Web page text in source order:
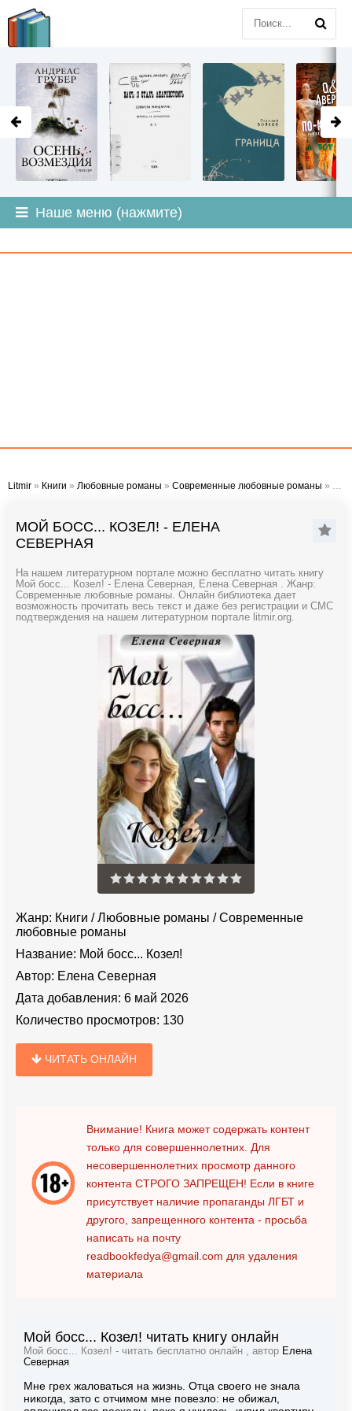
Наше меню (нажмите)
Litmir » Книги » Любовные романы » Современные любовные романы » Мой босс... Козел! - Елена Северная
МОЙ БОСС... КОЗЕЛ! - ЕЛЕНА
СЕВЕРНАЯ
На нашем литературном портале можно бесплатно читать книгу
Мой босс... Козел! - Елена Северная, Елена Северная . Жанр:
Современные любовные романы. Онлайн библиотека дает
возможность прочитать весь текст и даже без регистрации и СМС
подтверждения на нашем литературном портале litmir.org.
Жанр: Книги /Любовные романы /Современные
любовные романы
Название: Мой босс... Козел!
Автор: Елена Северная
Дата добавления: 6 май 2026
Количество просмотров: 130
ЧИТАТЬ ОНЛАЙН
Внимание! Книга может содержать контент
только для совершеннолетних. Для
несовершеннолетних просмотр данного
контента СТРОГО ЗАПРЕЩЕН! Если в книге
присутствует наличие пропаганды ЛГБТ и
другого, запрещенного контента - просьба
написать на почту
readbookfedya@gmail.com для удаления
материала
Мой босс... Козел! читать книгу онлайн
Мой босс... Козел! - читать бесплатно онлайн , автор Елена
Северная
Мне грех жаловаться на жизнь. Отца своего не знала
никогда, зато с отчимом мне повезло: не обижал,
LITMIR.ORG